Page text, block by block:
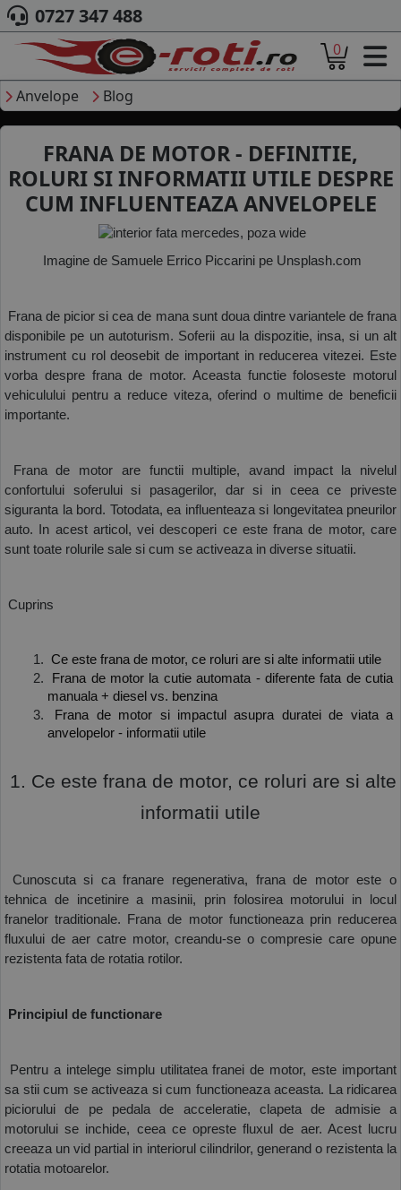
ACASA
DESPRE NOI
ANVELOPE
CAMION
MOTO
AGROINDUSTRIALE
CAUTARE DUPA
PRODUCATORI ANVELOPE
BLOG
B2B - COLABORARE COMPANII
CONT
CONTACT
0727 347 488
0
Anvelope Blog
FRANA DE MOTOR - DEFINITIE,
ROLURI SI INFORMATII UTILE DESPRE
CUM INFLUENTEAZA ANVELOPELE
Imagine de Samuele Errico Piccarini pe Unsplash.com
Frana de picior si cea de mana sunt doua dintre variantele de frana
disponibile pe un autoturism. Soferii au la dispozitie, insa, si un alt
instrument cu rol deosebit de important in reducerea vitezei. Este
vorba despre frana de motor. Aceasta functie foloseste motorul
vehiculului pentru a reduce viteza, oferind o multime de beneficii
importante.
Frana de motor are functii multiple, avand impact la nivelul
confortului soferului si pasagerilor, dar si in ceea ce priveste
siguranta la bord. Totodata, ea influenteaza si longevitatea pneurilor
auto. In acest articol, vei descoperi ce este frana de motor, care
sunt toate rolurile sale si cum se activeaza in diverse situatii.
Cuprins
Ce este frana de motor, ce roluri are si alte informatii utile
Frana de motor la cutie automata - diferente fata de cutia
manuala + diesel vs. benzina
Frana de motor si impactul asupra duratei de viata a
anvelopelor - informatii utile
1. Ce este frana de motor, ce roluri are si alte
informatii utile
Cunoscuta si ca franare regenerativa, frana de motor este o
tehnica de incetinire a masinii, prin folosirea motorului in locul
franelor traditionale. Frana de motor functioneaza prin reducerea
fluxului de aer catre motor, creandu-se o compresie care opune
rezistenta fata de rotatia rotilor.
Principiul de functionare
Pentru a intelege simplu utilitatea franei de motor, este important
sa stii cum se activeaza si cum functioneaza aceasta. La ridicarea
piciorului de pe pedala de acceleratie, clapeta de admisie a
motorului se inchide, ceea ce opreste fluxul de aer. Acest lucru
creeaza un vid partial in interiorul cilindrilor, generand o rezistenta la
rotatia motoarelor.